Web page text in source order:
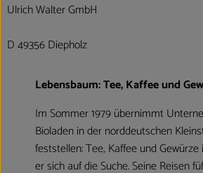
Ulrich Walter GmbH
D 49356 Diepholz
Lebensbaum: Tee, Kaffee und
Im Sommer 1979 übernimmt
Bioladen in der norddeutschen
feststellen: Tee, Kaffee und
er sich auf die Suche. Seine Reisen